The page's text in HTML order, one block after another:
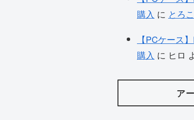
購入 に とろ
【PCケース
購入 に ヒロ
ア